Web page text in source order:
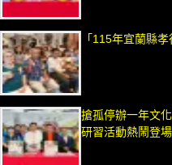
「115年宜蘭縣
搶孤停辦一年文
研習活動熱鬧登場